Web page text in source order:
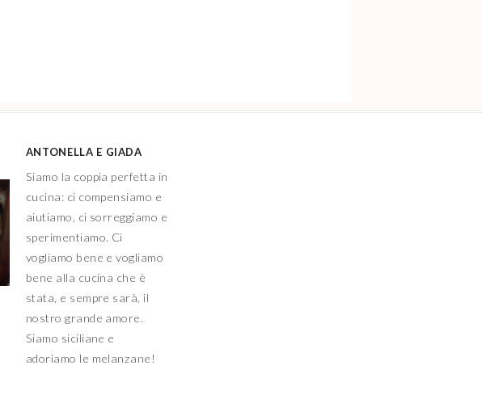
ANTONELLA E GIADA
Siamo la coppia perfetta in
cucina: ci compensiamo e
aiutiamo, ci sorreggiamo e
sperimentiamo. Ci
vogliamo bene e vogliamo
bene alla cucina che è
stata, e sempre sarà, il
nostro grande amore.
Siamo siciliane e
adoriamo le melanzane!